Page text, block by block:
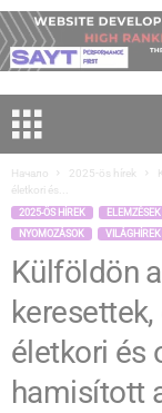
Начало 2025-ös hírek
életkori és...
2025-ÖS HÍREK ELEMZÉSEK
NYOMOZÁSOK
VILÁGHÍREK
Külföldön
életkori és
hamisított